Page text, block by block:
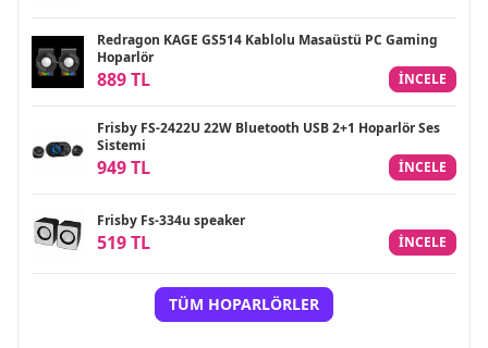
Redragon KAGE GS514 Kablolu Masaüstü PC Gaming
Hoparlör
889 TL INCELE
Frisby FS-2422U 22W Bluetooth USB 2+1 Hoparlör Ses
Sistemi
949 TL INCELE
Frisby Fs-334u speaker
519 TL INCELE
TÜM HOPARLÖRLER